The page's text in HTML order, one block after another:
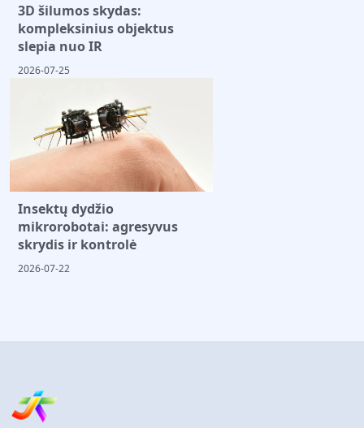
3D šilumos skydas:
kompleksinius objektus
slepia nuo IR
2026-07-25
Insektų dydžio
mikrorobotai: agresyvus
skrydis ir kontrolė
2026-07-22